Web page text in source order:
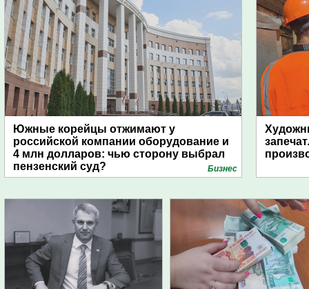
Южные корейцы отжимают у
российской компании оборудование и
4 млн долларов: чью сторону выбрал
пензенский суд?
Бизнес